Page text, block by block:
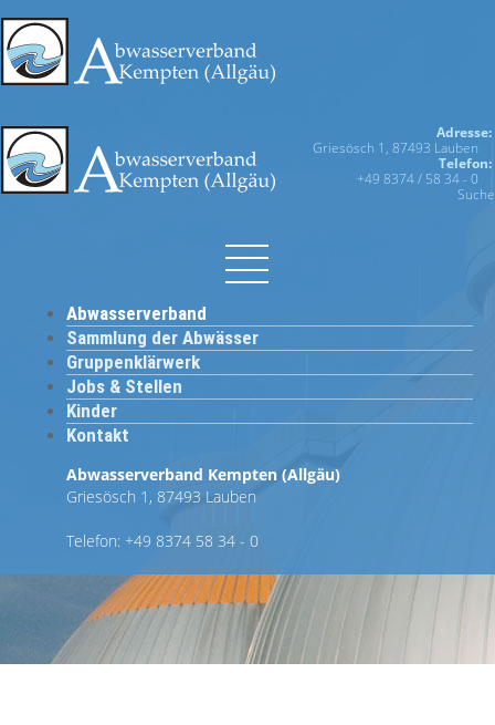
Adresse:
Griesösch 1, 87493 Lauben
Telefon:
+49 8374 / 58 34 - 0
Suche
Abwasserverband
Sammlung der Abwässer
Gruppenklärwerk
Jobs & Stellen
Kinder
Kontakt
Abwasserverband Kempten (Allgäu)
Griesösch 1, 87493 Lauben
Telefon: +49 8374 58 34 - 0